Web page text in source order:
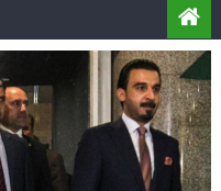
ناشطة أمريكية يهودية تدعو
أيّ تحدّيات يواجهها حزب